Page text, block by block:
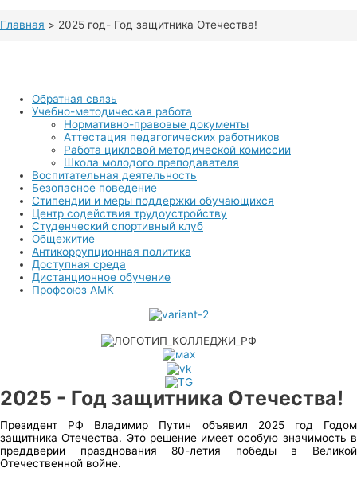
Главная 2025 год- Год защитника Отечества!
Обратная связь
Учебно-методическая работа
Нормативно-правовые документы
Аттестация педагогических работников
Работа цикловой методической комиссии
Школа молодого преподавателя
Воспитательная деятельность
Безопасное поведение
Стипендии и меры поддержки обучающихся
Центр содействия трудоустройству
Студенческий спортивный клуб
Общежитие
Антикоррупционная политика
Доступная среда
Дистанционное обучение
Профсоюз АМК
2025 - Год защитника Отечества!
Президент РФ Владимир Путин объявил 2025 год Годом
защитника Отечества. Это решение имеет особую значимость в
преддверии празднования 80-летия победы в Великой
Отечественной войне.